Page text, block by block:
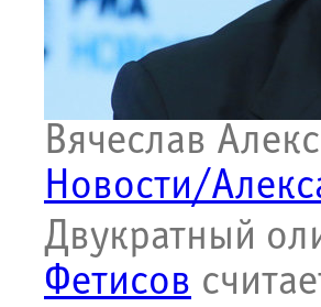
Вячеслав
Новости/
Двукратный
Фетисов